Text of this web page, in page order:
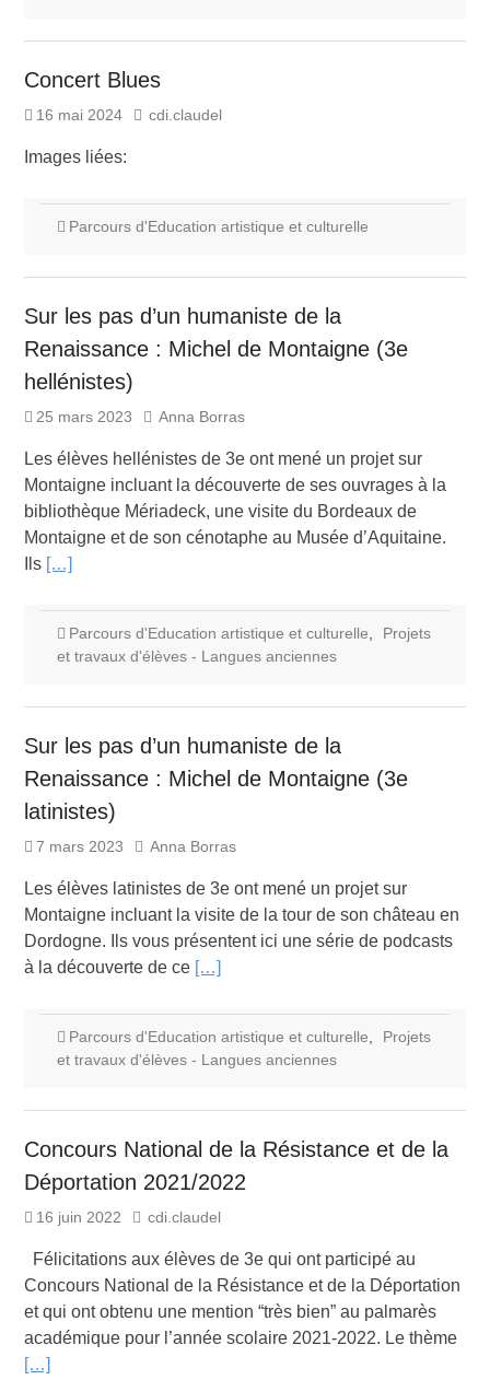
Concert Blues
16 mai 2024 cdi.claudel
Images liées:
Parcours d'Education artistique et culturelle
Sur les pas d’un humaniste de la
Renaissance : Michel de Montaigne (3e
hellénistes)
25 mars 2023 Anna Borras
Les élèves hellénistes de 3e ont mené un projet sur
Montaigne incluant la découverte de ses ouvrages à la
bibliothèque Mériadeck, une visite du Bordeaux de
Montaigne et de son cénotaphe au Musée d’Aquitaine.
Ils […]
Parcours d'Education artistique et culturelle
Projets
et travaux d'élèves - Langues anciennes
Sur les pas d’un humaniste de la
Renaissance : Michel de Montaigne (3e
latinistes)
7 mars 2023 Anna Borras
Les élèves latinistes de 3e ont mené un projet sur
Montaigne incluant la visite de la tour de son château en
Dordogne. Ils vous présentent ici une série de podcasts
à la découverte de ce […]
Parcours d'Education artistique et culturelle
Projets
et travaux d'élèves - Langues anciennes
Concours National de la Résistance et de la
Déportation 2021/2022
16 juin 2022 cdi.claudel
Félicitations aux élèves de 3e qui ont participé au
Concours National de la Résistance et de la Déportation
et qui ont obtenu une mention “très bien” au palmarès
académique pour l’année scolaire 2021-2022. Le thème
[…]